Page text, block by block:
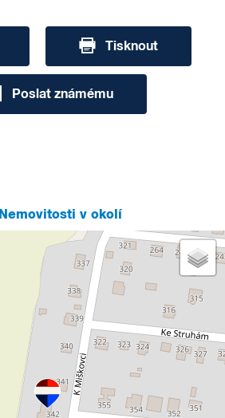
Tisknout
Poslat známému
Nemovitosti v okolí